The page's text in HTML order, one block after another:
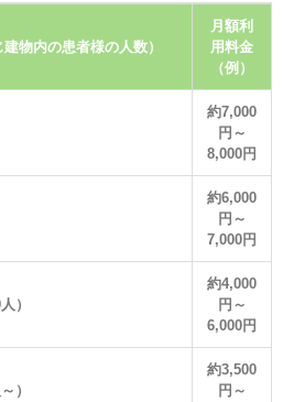
物内の患者様の人数）
月額利
用料金
（例）
約7,000
円～
8,000円
約6,000
円～
7,000円
）
約4,000
円～
6,000円
）
約3,500
円～